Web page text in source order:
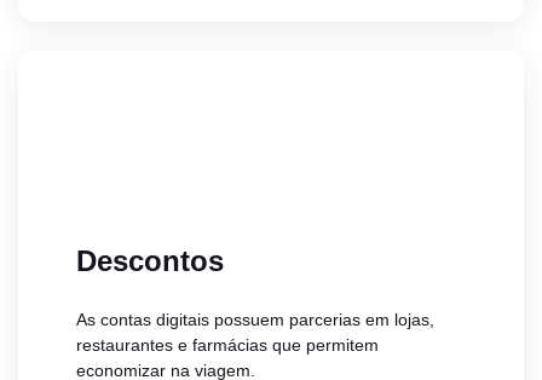
Descontos
As contas digitais possuem parcerias em lojas,
restaurantes e farmácias que permitem
economizar na viagem.